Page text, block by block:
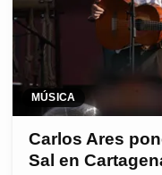
MÚSICA
Carlos Ares
Sal en